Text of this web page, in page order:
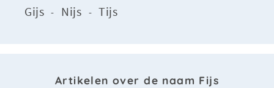
Gijs - Nijs -Tijs
Artikelen over de naam Fijs